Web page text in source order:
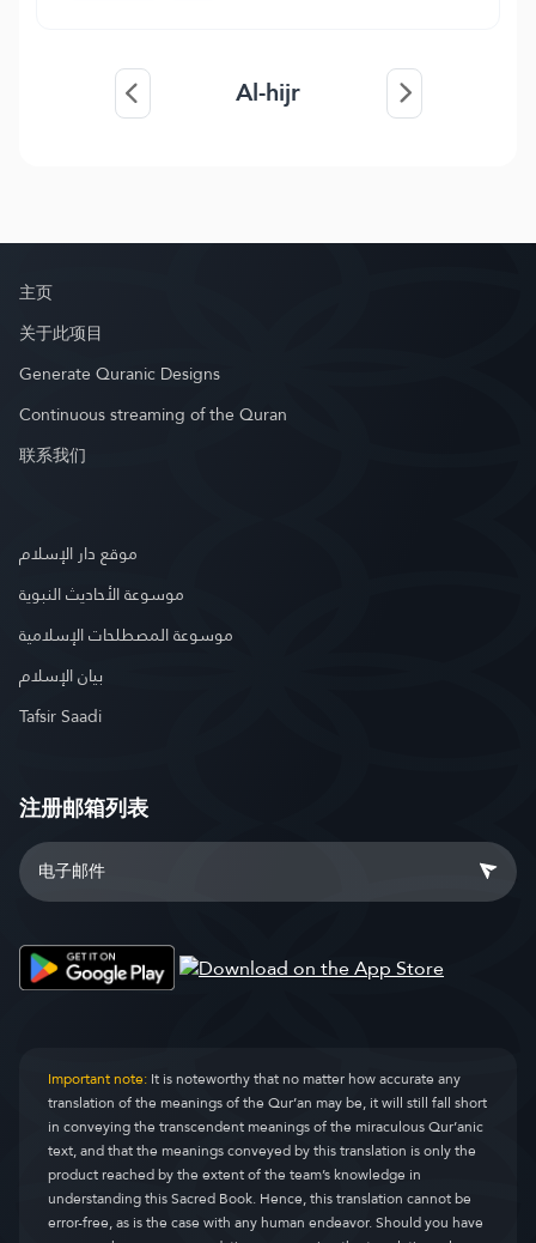
Al-hijr
主页
关于此项目
Generate Quranic Designs
Continuous streaming of the Quran
联系我们
موقع دار الإسلام
موسوعة الأحاديث النبوية
موسوعة المصطلحات الإسلامية
بيان الإسلام
Tafsir Saadi
注册邮箱列表
Important note:It is noteworthy that no matter how accurate any
translation of the meanings of the Qur’an may be, it will still fall short
in conveying the transcendent meanings of the miraculous Qur’anic
text, and that the meanings conveyed by this translation is only the
product reached by the extent of the team’s knowledge in
understanding this Sacred Book. Hence, this translation cannot be
error-free, as is the case with any human endeavor. Should you have